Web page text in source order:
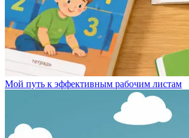
Мой путь к эффективным рабочим листам